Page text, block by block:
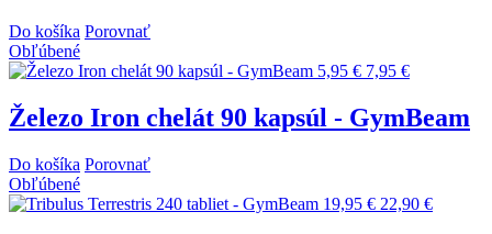
Do košíka Porovnať
Obľúbené
5,95 € 7,95 €
Železo Iron chelát 90 kapsúl - GymBeam
Do košíka Porovnať
Obľúbené
19,95 € 22,90 €